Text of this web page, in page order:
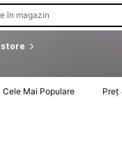
în magazin
store
Cele Mai Populare Preț